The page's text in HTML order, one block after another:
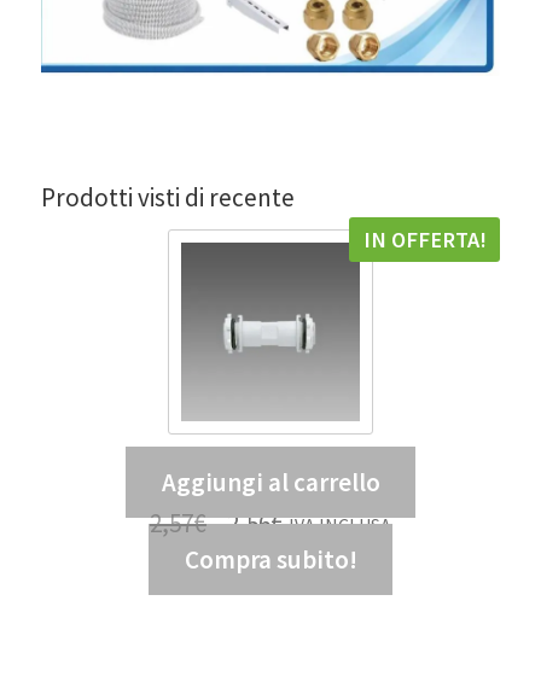
Prodotti visti di recente
Tubo di giunzione 938 – DIS 99807300
IN OFFERTA!
2,57€ 2,56€ IVA INCLUSA
2,10€ IVA ESCLUSA
Aggiungi al carrello
Compra subito!